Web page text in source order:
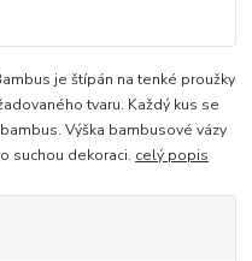
je štípán na tenké proužky
tvaru. Každý kus se
Výška bambusové vázy
suchou dekoraci. celý popis